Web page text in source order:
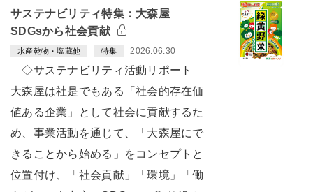
サステナビリティ特集：大森屋
SDGsから社会貢献
水産乾物・塩蔵他 特集 2026.06.30
◇サステナビリティ活動リポート
大森屋は社是でもある「社会的存在価
値ある企業」として社会に貢献するた
め、事業活動を通じて、「大森屋にで
きることから始める」をコンセプトと
位置付け、「社会貢献」「環境」「働